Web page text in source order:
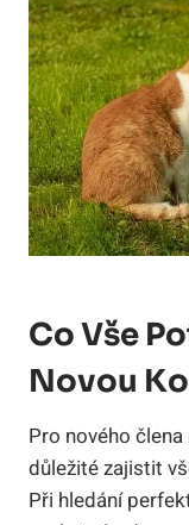
Co Vše
Novou
Pro nového
důležité zajistit
Při hledání